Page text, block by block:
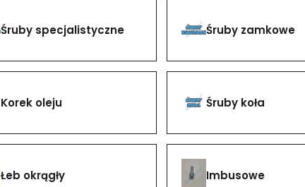
Śruby specjalistyczne Śruby zamkowe
Korek oleju Śruby koła
Łeb okrągły Imbusowe